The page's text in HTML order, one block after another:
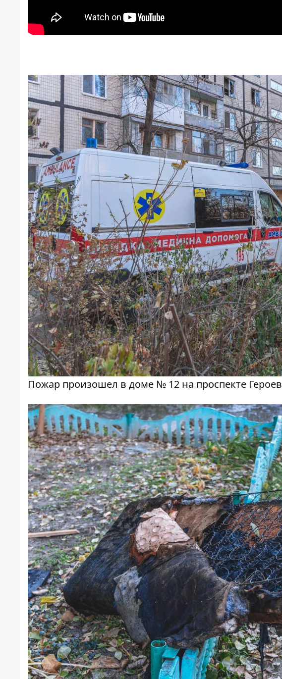
Пожар произошел в доме № 12 на проспекте Героев